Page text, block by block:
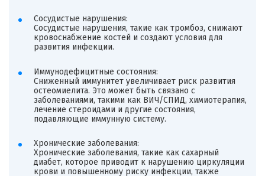
Сосудистые нарушения:
Сосудистые нарушения, такие как тромбоз, снижают
кровоснабжение костей и создают условия для
развития инфекции.
Иммунодефицитные состояния:
Сниженный иммунитет увеличивает риск развития
остеомиелита. Это может быть связано с
заболеваниями, такими как ВИЧ/СПИД, химиотерапия,
лечение стероидами и другие состояния,
подавляющие иммунную систему.
Хронические заболевания:
Хронические заболевания, такие как сахарный
диабет, которое приводит к нарушению циркуляции
крови и повышенному риску инфекции, также